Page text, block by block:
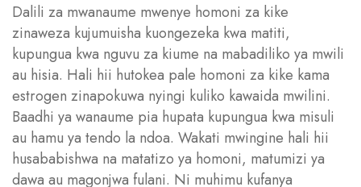
Dalili za mwanaume mwenye homoni za kike
zinaweza kujumuisha kuongezeka kwa matiti,
kupungua kwa nguvu za kiume na mabadiliko ya mwili
au hisia. Hali hii hutokea pale homoni za kike kama
estrogen zinapokuwa nyingi kuliko kawaida mwilini.
Baadhi ya wanaume pia hupata kupungua kwa misuli
au hamu ya tendo la ndoa. Wakati mwingine hali hii
husababishwa na matatizo ya homoni, matumizi ya
dawa au magonjwa fulani. Ni muhimu kufanya